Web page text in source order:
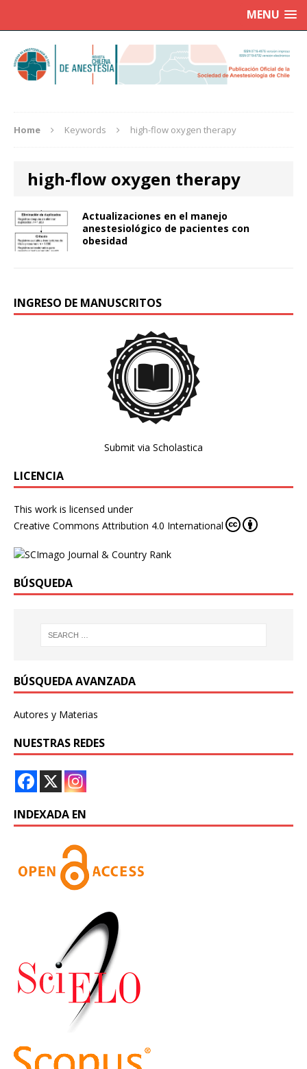
MENU
Home Keywords high-flow oxygen therapy
high-flow oxygen therapy
Actualizaciones en el manejo
anestesiológico de pacientes con
obesidad
INGRESO DE MANUSCRITOS
Submit via Scholastica
LICENCIA
This work is licensed under
Creative Commons Attribution 4.0 International
BÚSQUEDA
BÚSQUEDA AVANZADA
Autores y Materias
NUESTRAS REDES
INDEXADA EN